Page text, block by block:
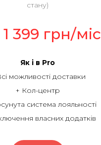
стану)
1 399 грн/міс
Як і в Pro
можливості доставки
+ Кол-центр
система лояльності
власних додатків